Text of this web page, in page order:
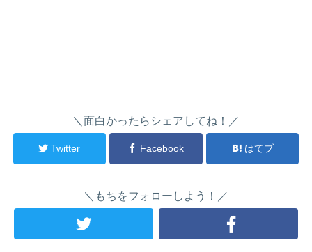
＼面白かったらシェアしてね！／
Twitter Facebook はてブ
＼もちをフォローしよう！／